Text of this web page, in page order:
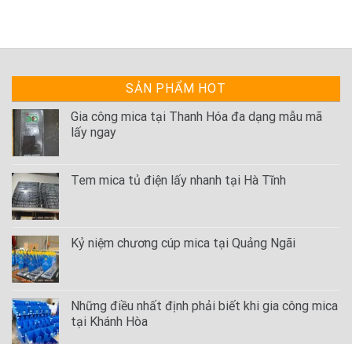
SẢN PHẨM HOT
Gia công mica tại Thanh Hóa đa dạng mẫu mã
lấy ngay
Tem mica tủ điện lấy nhanh tại Hà Tĩnh
Kỷ niệm chương cúp mica tại Quảng Ngãi
Những điều nhất định phải biết khi gia công mica
tại Khánh Hòa